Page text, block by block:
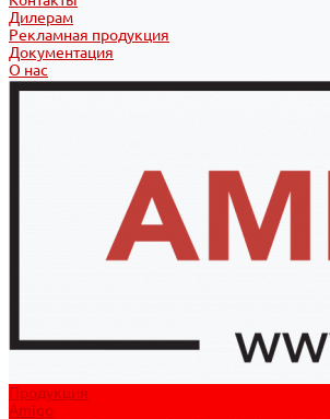
Дилерам
Рекламная продукция
Документация
О нас
Продукция
Amigo